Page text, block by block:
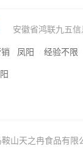
安徽省鸿联九五信
凤阳 经验不限
鞍山天之冉食品有限